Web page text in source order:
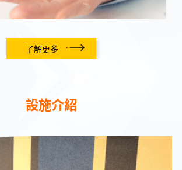
了解更多
設施介紹